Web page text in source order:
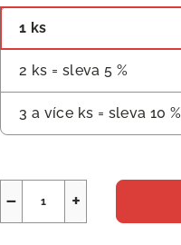
1 ks
2 ks = sleva 5 %
3 a více ks = sleva 10 %
+
−